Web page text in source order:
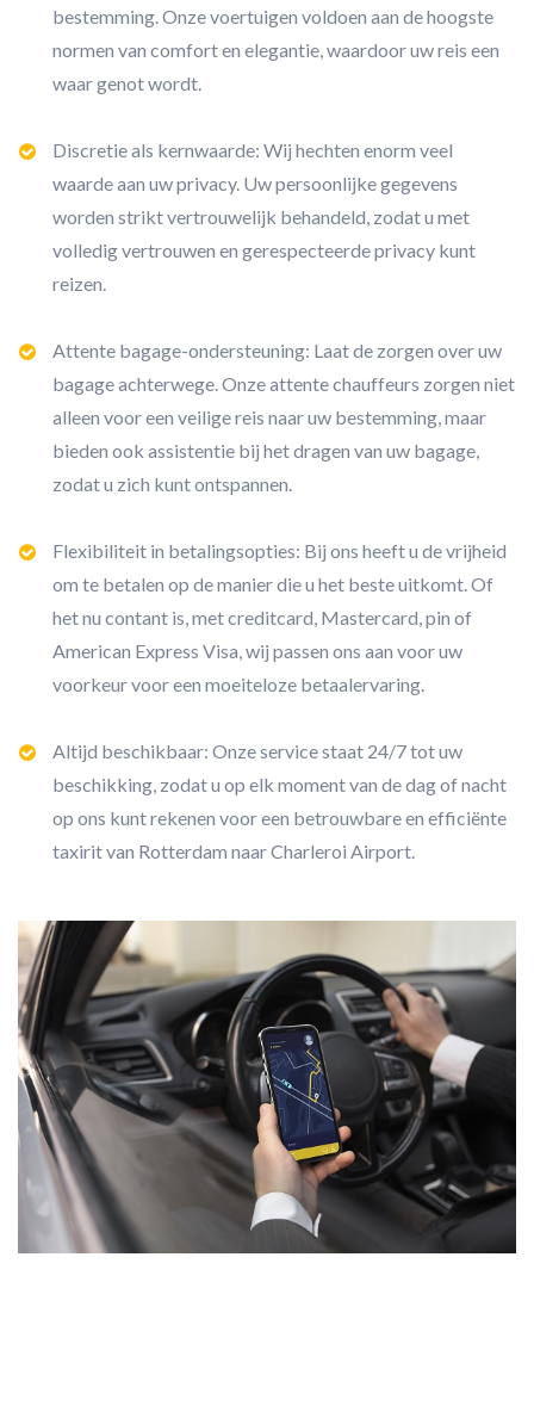
bestemming. Onze voertuigen voldoen aan de hoogste
normen van comfort en elegantie, waardoor uw reis een
waar genot wordt.
Discretie als kernwaarde: Wij hechten enorm veel
waarde aan uw privacy. Uw persoonlijke gegevens
worden strikt vertrouwelijk behandeld, zodat u met
volledig vertrouwen en gerespecteerde privacy kunt
reizen.
Attente bagage-ondersteuning: Laat de zorgen over uw
bagage achterwege. Onze attente chauffeurs zorgen niet
alleen voor een veilige reis naar uw bestemming, maar
bieden ook assistentie bij het dragen van uw bagage,
zodat u zich kunt ontspannen.
Flexibiliteit in betalingsopties: Bij ons heeft u de vrijheid
om te betalen op de manier die u het beste uitkomt. Of
het nu contant is, met creditcard, Mastercard, pin of
American Express Visa, wij passen ons aan voor uw
voorkeur voor een moeiteloze betaalervaring.
Altijd beschikbaar: Onze service staat 24/7 tot uw
beschikking, zodat u op elk moment van de dag of nacht
op ons kunt rekenen voor een betrouwbare en efficiënte
taxirit van Rotterdam naar Charleroi Airport.